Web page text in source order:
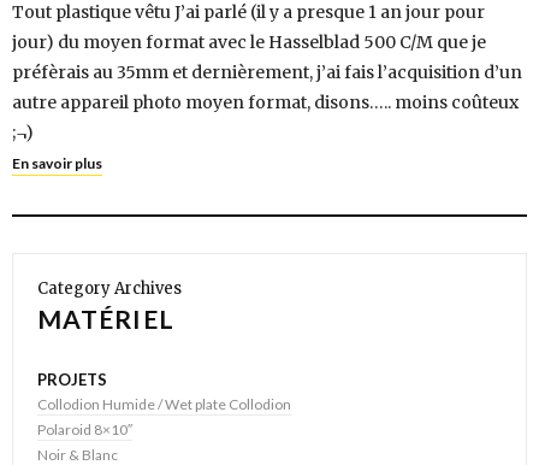
Tout plastique vêtu J’ai parlé (il y a presque 1 an jour pour
jour) du moyen format avec le Hasselblad 500 C/M que je
préfèrais au 35mm et dernièrement, j’ai fais l’acquisition d’un
autre appareil photo moyen format, disons….. moins coûteux
;¬)
En savoir plus
Category Archives
MATÉRIEL
PROJETS
Collodion Humide / Wet plate Collodion
Polaroid 8×10″
Noir & Blanc